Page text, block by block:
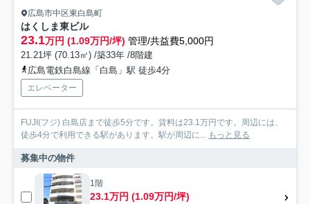
広島市中区東白島町
はくしま東ビル
23.1万円 (1.09万円/坪) 管理/共益費5,000円
21.21坪 (70.13㎡) /築33年 /8階建
広島電鉄白島線「白島」駅 徒歩4分
エレベーター
FUJI(フジ) 白島店まで徒歩5分です。賃料は23.1万円です。周辺には、
徒歩4分で利用できる駅があります。駅が周辺に... もっと見る
募集中の物件
1階
23.1万円 (1.09万円/坪)